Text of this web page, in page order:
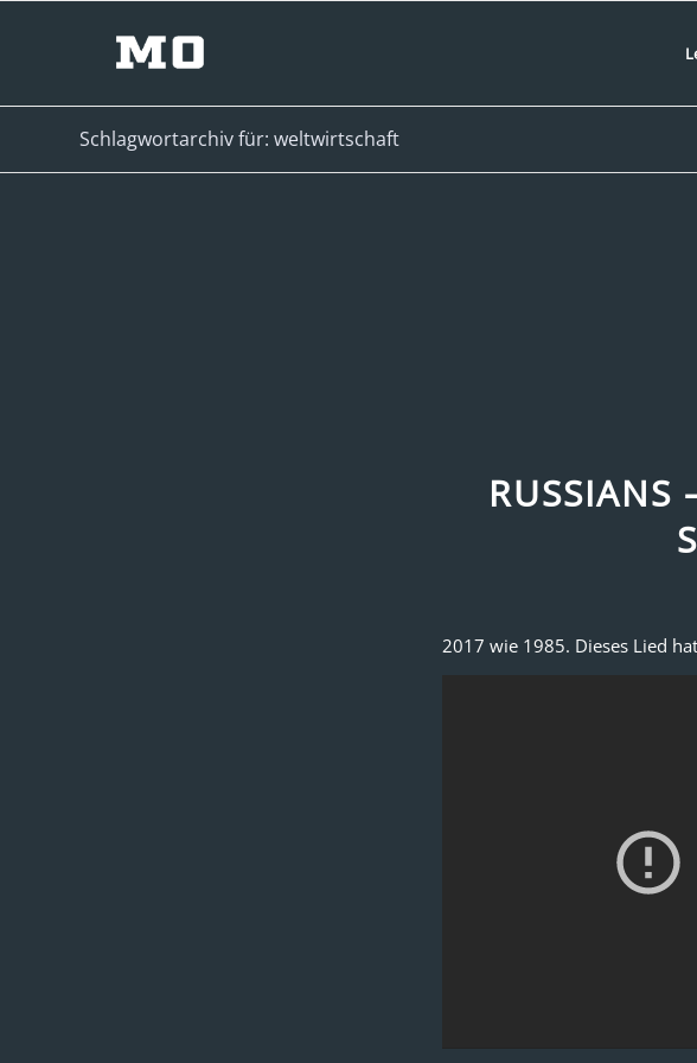
Schlagwortarchiv für: weltwirtschaft
RUSSIANS
2017 wie 1985. Dieses Lied